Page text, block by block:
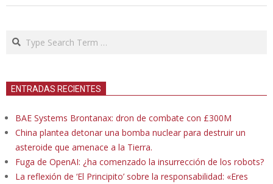
Search
ENTRADAS RECIENTES
BAE Systems Brontanax: dron de combate con £300M
China plantea detonar una bomba nuclear para destruir un
asteroide que amenace a la Tierra.
Fuga de OpenAI: ¿ha comenzado la insurrección de los robots?
La reflexión de ‘El Principito’ sobre la responsabilidad: «Eres